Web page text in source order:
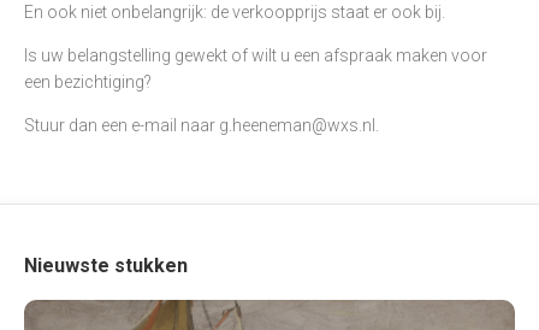
En ook niet onbelangrijk: de verkoopprijs staat er ook bij.
Is uw belangstelling gewekt of wilt u een afspraak maken voor
een bezichtiging?
Stuur dan een e-mail naar g.heeneman@wxs.nl .
Nieuwste stukken